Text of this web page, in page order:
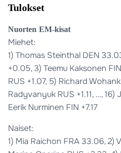
Tulokset
Nuorten EM-kisat
Miehet:
1) Thomas Steinthal DEN
+0.05, 3) Teemu Kaksonen
RUS +1.07, 5) Richard
Radyvanyuk RUS +1.11, …, 16)
Eerik Nurminen FIN +7.17
Naiset:
1) Mia Raichon FRA 33.06, 2)